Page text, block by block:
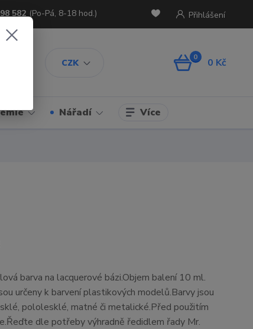
CZK
Přihlášení
582 (Po-Pá, 8-18 hod.)
0 0 Kč
Nářadí Více
barva na lacquerové bázi.Objem balení 10 ml.
určeny k barvení plastikových modelů.Barvy jsou
pololesklé, matné či metalické.Před použitím
dle potřeby výhradně ředidlem řady Mr.